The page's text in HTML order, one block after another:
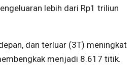
lebih dari Rp1 triliun
dan terluar (3T) meningkat
menjadi 8.617 titik.